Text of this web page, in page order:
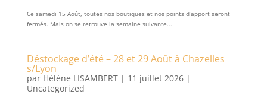
Ce samedi 15 Août, toutes nos boutiques et nos points d’apport seront
fermés. Mais on se retrouve la semaine suivante...
Déstockage d’été – 28 et 29 Août à Chazelles
s/Lyon
parHélène LISAMBERT| 11 juillet 2026|
Uncategorized